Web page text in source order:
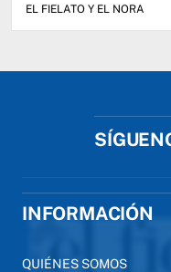
EL FIELATO Y EL NORA
INFORMACIÓN
QUIÉNES SOMOS